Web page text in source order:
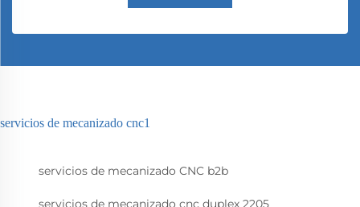
servicios de mecanizado cnc1
servicios de mecanizado CNC b2b
servicios de mecanizado cnc duplex 2205